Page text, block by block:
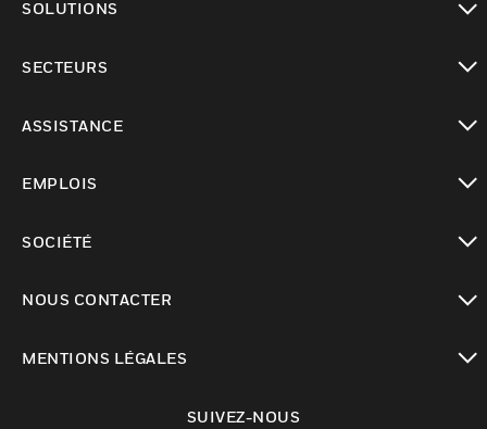
SOLUTIONS
SECTEURS
ASSISTANCE
EMPLOIS
SOCIÉTÉ
NOUS CONTACTER
MENTIONS LÉGALES
SUIVEZ-NOUS